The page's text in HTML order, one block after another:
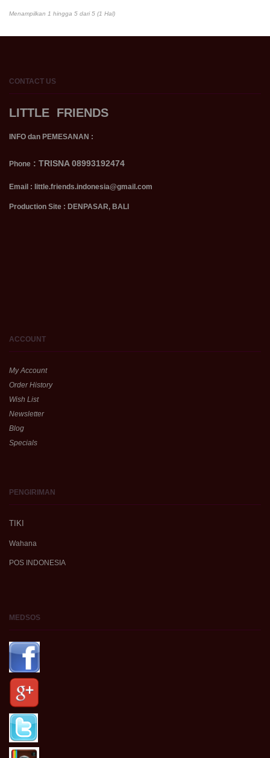
Menampilkan 1 hingga 5 dari 5 (1 Hal)
CONTACT US
LITTLE FRIENDS
INFO dan PEMESANAN :
Phone : TRISNA 08993192474
Email : little.friends.indonesia@gmail.com
Production Site : DENPASAR, BALI
ACCOUNT
My Account
Order History
Wish List
Newsletter
Blog
Specials
PENGIRIMAN
TIKI
Wahana
POS INDONESIA
MEDSOS